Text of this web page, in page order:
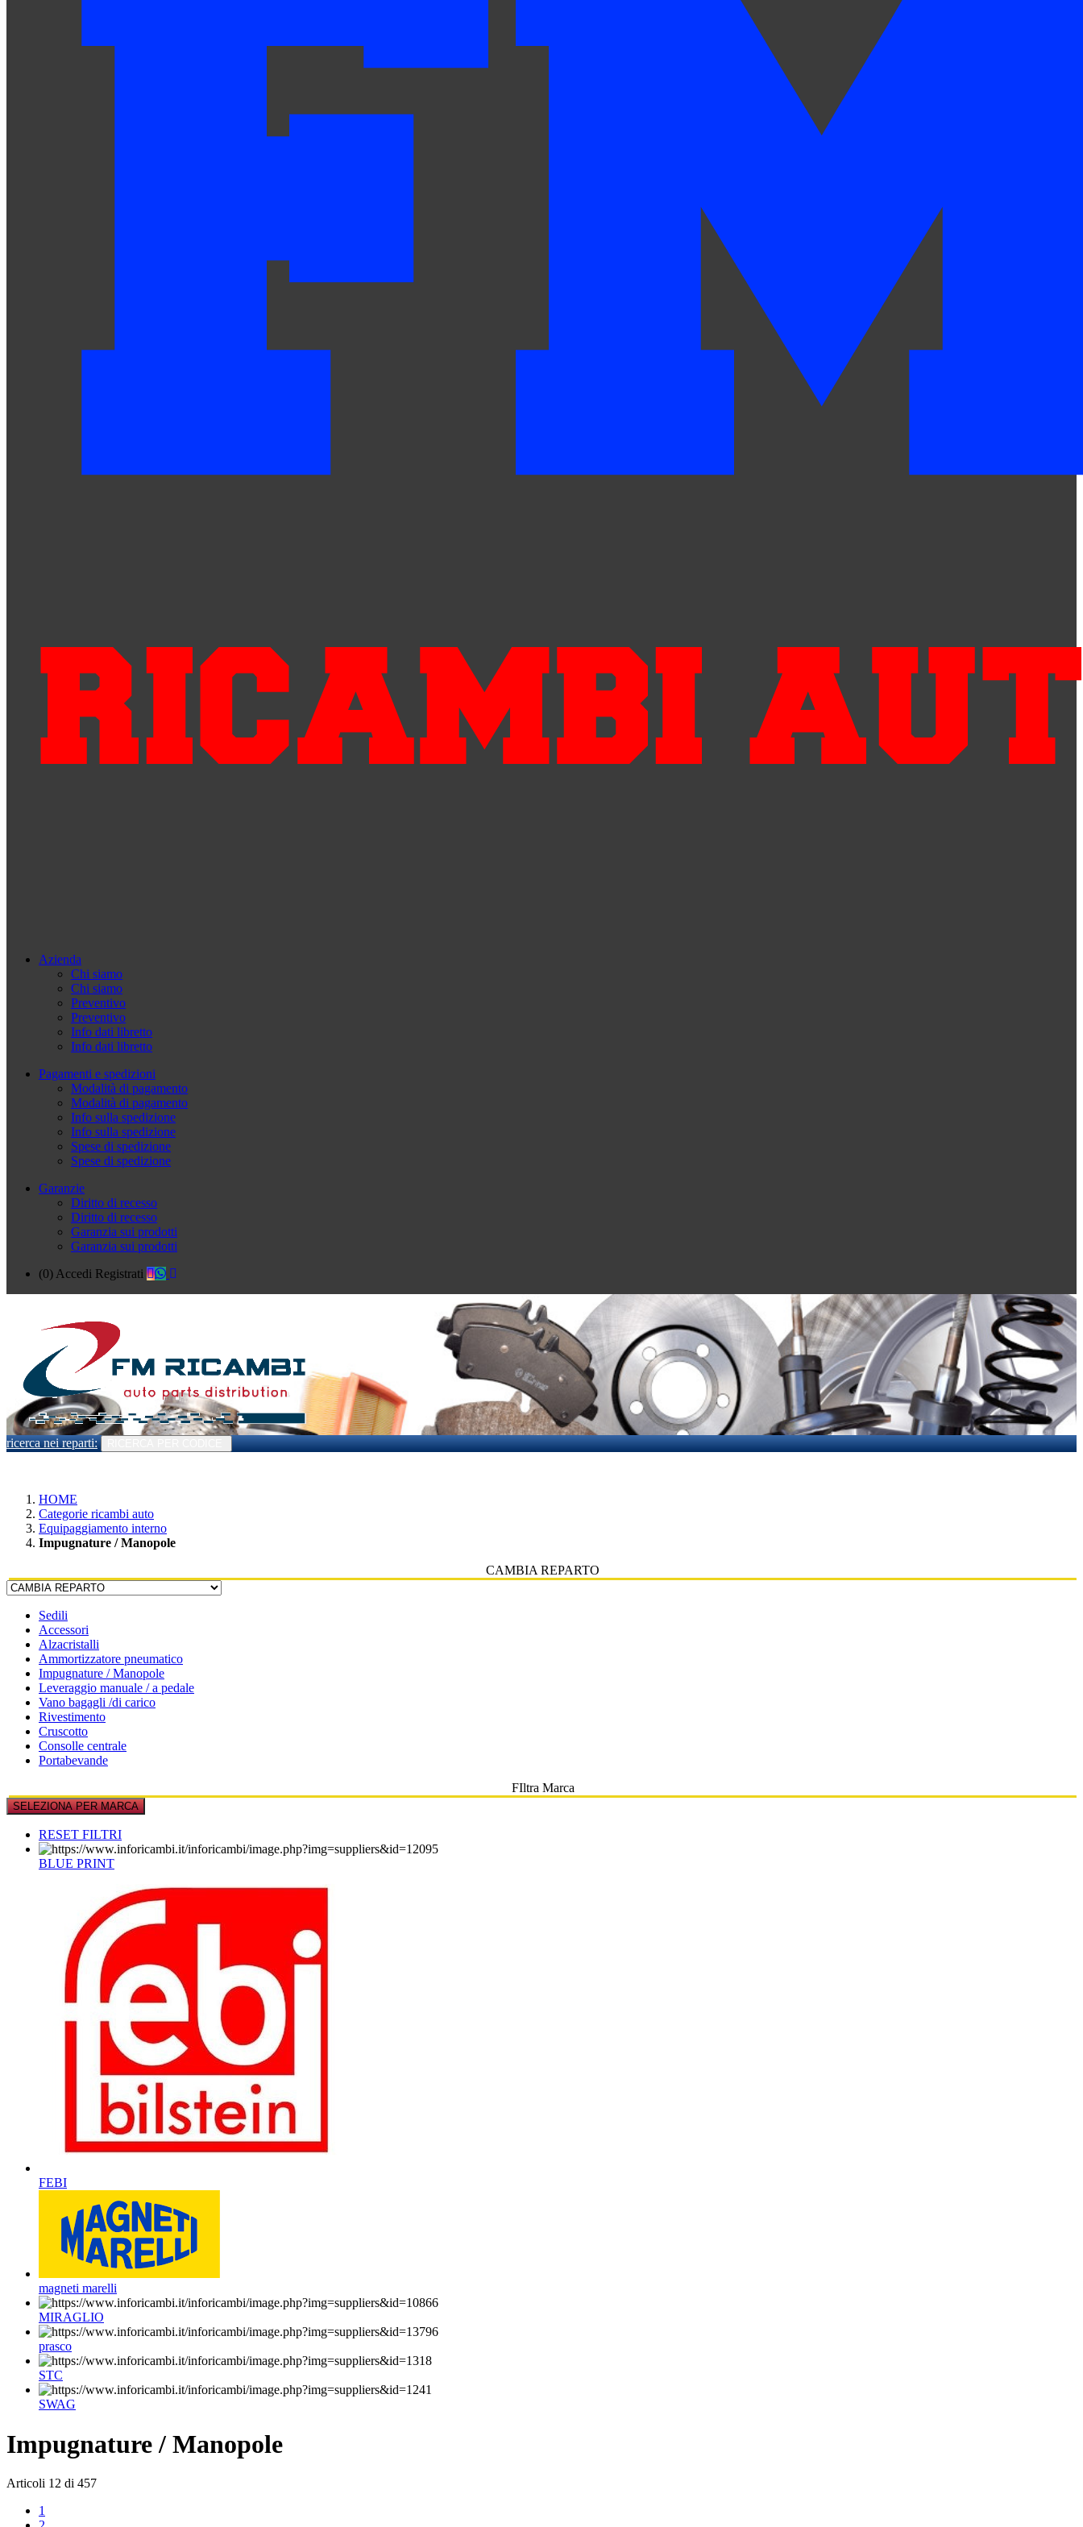
Azienda
Chi siamo
Chi siamo
Preventivo
Preventivo
Info dati libretto
Info dati libretto
Pagamenti e spedizioni
Modalità di pagamento
Modalità di pagamento
Info sulla spedizione
Info sulla spedizione
Spese di spedizione
Spese di spedizione
Garanzie
Diritto di recesso
Diritto di recesso
Garanzia sui prodotti
Garanzia sui prodotti
(0) Accedi Registrati
ricerca nei reparti:
HOME
Categorie ricambi auto
Equipaggiamento interno
Impugnature / Manopole
CAMBIA REPARTO
Sedili
Accessori
Alzacristalli
Ammortizzatore pneumatico
Impugnature / Manopole
Leveraggio manuale / a pedale
Vano bagagli /di carico
Rivestimento
Cruscotto
Consolle centrale
Portabevande
FIltra Marca
SELEZIONA PER MARCA
RESET FILTRI
BLUE PRINT
FEBI
magneti marelli
MIRAGLIO
prasco
STC
SWAG
Impugnature / Manopole
Articoli 12 di 457
1